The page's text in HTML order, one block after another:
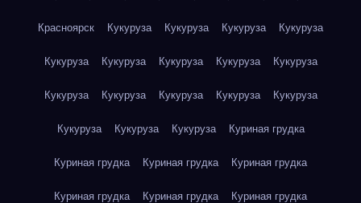
Красноярск Кукуруза Кукуруза Кукуруза Кукуруза
Кукуруза Кукуруза Кукуруза Кукуруза Кукуруза
Кукуруза Кукуруза Кукуруза Кукуруза Кукуруза
Кукуруза Кукуруза Кукуруза Куриная грудка
Куриная грудка Куриная грудка Куриная грудка
Куриная грудка Куриная грудка Куриная грудка